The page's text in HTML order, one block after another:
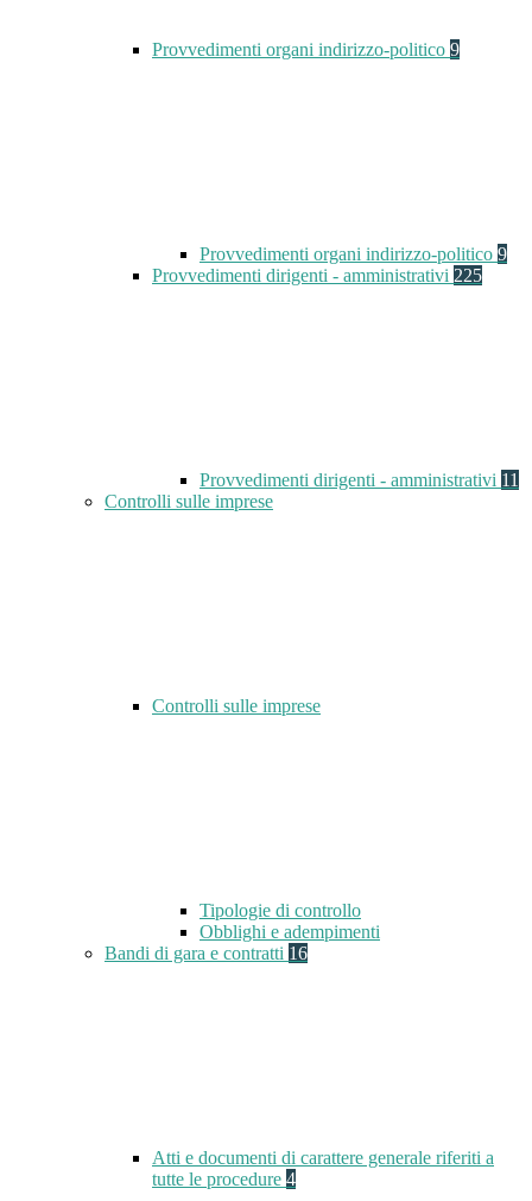
Provvedimenti organi indirizzo-politico 9
Provvedimenti organi indirizzo-politico 9
Provvedimenti dirigenti - amministrativi 225
Provvedimenti dirigenti - amministrativi 11
Controlli sulle imprese
Controlli sulle imprese
Tipologie di controllo
Obblighi e adempimenti
Bandi di gara e contratti 16
Atti e documenti di carattere generale riferiti a
tutte le procedure 4